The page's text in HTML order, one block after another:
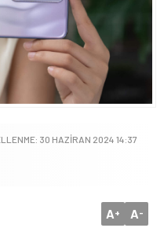
30 HAZIRAN 2024 14:37
A+ A-